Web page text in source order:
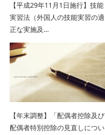
【平成29年11月1日施行】技能
実習法（外国人の技能実習の適
正な実施及…
【年末調整】「配偶者控除及び
配偶者特別控除の見直しについ